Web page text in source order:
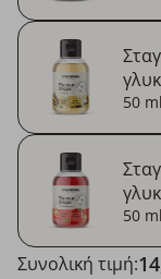
50 ml
50 ml
Συνολική τιμή: